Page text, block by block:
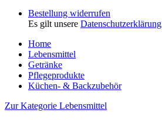
Bestellung widerrufen
Es gilt unsere Datenschutzerklärung
Home
Lebensmittel
Getränke
Pflegeprodukte
Küchen- & Backzubehör
Zur Kategorie Lebensmittel